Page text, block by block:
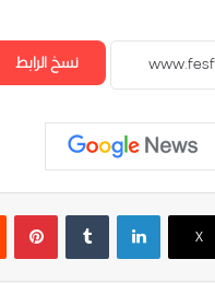
نسخ الرابط
‫X
لينكدإن ‏Tumblr بينتيريست